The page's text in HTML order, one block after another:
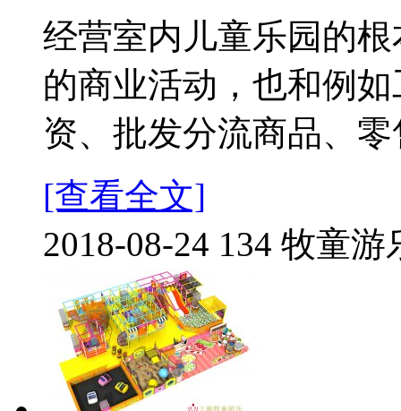
经营室内儿童乐园的
的商业活动，也和例
资、批发分流商品、
[查看全文]
2018-08-24 134 牧童游